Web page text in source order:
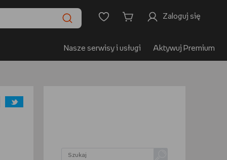
Zaloguj się
Nasze serwisy i usługi Aktywuj Premium